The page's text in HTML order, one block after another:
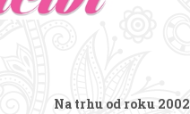
Na trhu od roku 2002